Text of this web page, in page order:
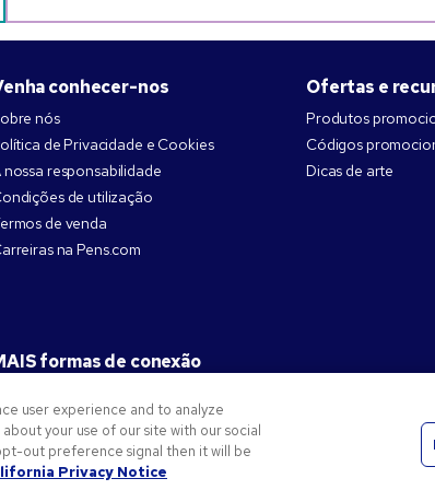
conhecer-nos
nós
de Privacidade e Cookies
nossa responsabilidade
de utilização
de venda
na Pens.com
formas de conexão
Ofertas e
Produtos
Códigos
Dicas de arte
marcas registadas da empresa National Pen. Todas as restantes marcas registadas
user experience and to analyze
your use of our site with our social
out preference signal then it will be
Privacy Notice